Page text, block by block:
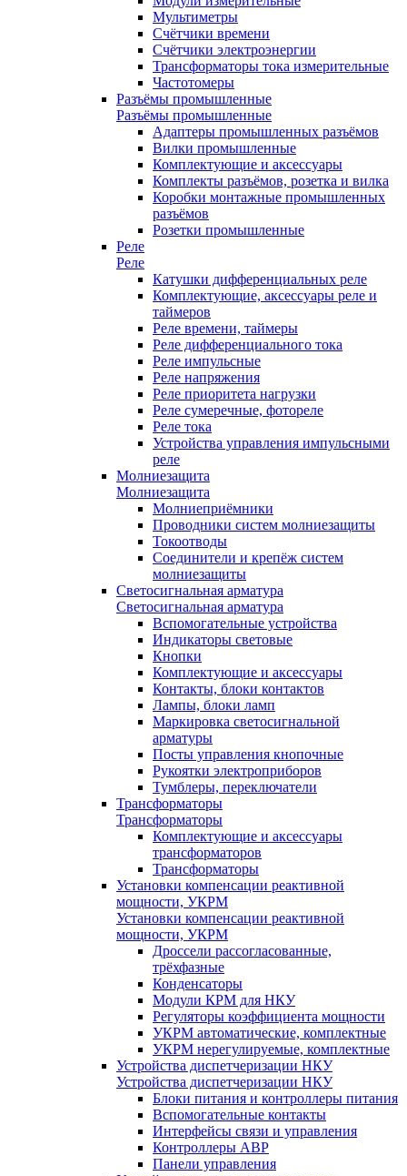
Мультиметры
Счётчики времени
Счётчики электроэнергии
Трансформаторы тока измерительные
Частотомеры
Разъёмы промышленные
Разъёмы промышленные
Адаптеры промышленных разъёмов
Вилки промышленные
Комплектующие и аксессуары
Комплекты разъёмов, розетка и вилка
Коробки монтажные промышленных
разъёмов
Розетки промышленные
Реле
Реле
Катушки дифференциальных реле
Комплектующие, аксессуары реле и
таймеров
Реле времени, таймеры
Реле дифференциального тока
Реле импульсные
Реле напряжения
Реле приоритета нагрузки
Реле сумеречные, фотореле
Реле тока
Устройства управления импульсными
реле
Молниезащита
Молниезащита
Молниеприёмники
Проводники систем молниезащиты
Токоотводы
Соединители и крепёж систем
молниезащиты
Светосигнальная арматура
Светосигнальная арматура
Вспомогательные устройства
Индикаторы световые
Кнопки
Комплектующие и аксессуары
Контакты, блоки контактов
Лампы, блоки ламп
Маркировка светосигнальной
арматуры
Посты управления кнопочные
Рукоятки электроприборов
Тумблеры, переключатели
Трансформаторы
Трансформаторы
Комплектующие и аксессуары
трансформаторов
Трансформаторы
Установки компенсации реактивной
мощности, УКРМ
Установки компенсации реактивной
мощности, УКРМ
Дроссели рассогласованные,
трёхфазные
Конденсаторы
Модули КРМ для НКУ
Регуляторы коэффициента мощности
УКРМ автоматические, комплектные
УКРМ нерегулируемые, комплектные
Устройства диспетчеризации НКУ
Устройства диспетчеризации НКУ
Блоки питания и контроллеры питания
Вспомогательные контакты
Интерфейсы связи и управления
Контроллеры АВР
Панели управления